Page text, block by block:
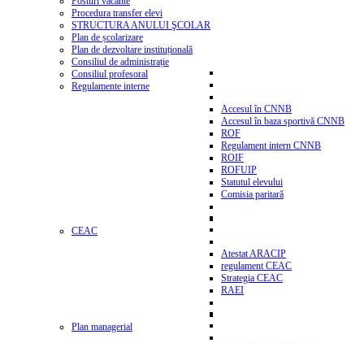
Procedura transfer elevi
STRUCTURA ANULUI ŞCOLAR
Plan de școlarizare
Plan de dezvoltare instituțională
Consiliul de administrație
Consiliul profesoral
Regulamente interne
Accesul în CNNB
Accesul în baza sportivă CNNB
ROF
Regulament intern CNNB
ROIF
ROFUIP
Statutul elevului
Comisia paritară
CEAC
Atestat ARACIP
regulament CEAC
Strategia CEAC
RAEI
Plan managerial